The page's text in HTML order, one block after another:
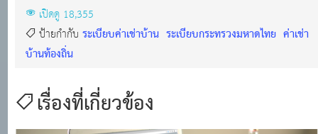
เปิดดู 18,355
ป้ายกำกับระเบียบค่าเช่าบ้าน ระเบียบกระทรวงมหาดไทย ค่าเช่า
บ้านท้องถิ่น
เรื่องที่เกี่ยวข้อง